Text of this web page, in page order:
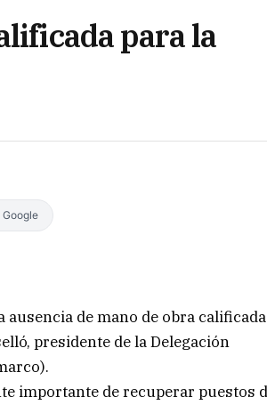
para la
Google
de mano de obra
presidente de la Delegación
importante de recuperar puestos